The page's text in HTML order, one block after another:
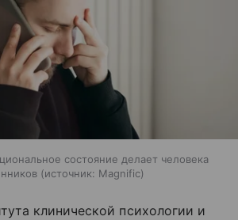
состояние делает человека
источник: Magnific
клинической психологии и